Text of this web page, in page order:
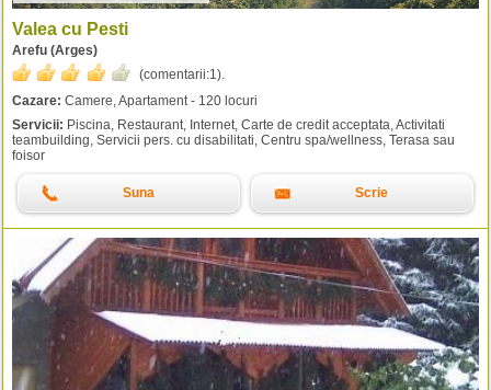
Valea cu Pesti
Arefu (Arges)
(comentarii:1).
Cazare: Camere, Apartament - 120 locuri
Servicii: Piscina, Restaurant, Internet, Carte de credit acceptata, Activitati
teambuilding, Servicii pers. cu disabilitati, Centru spa/wellness, Terasa sau
foisor
Suna Scrie